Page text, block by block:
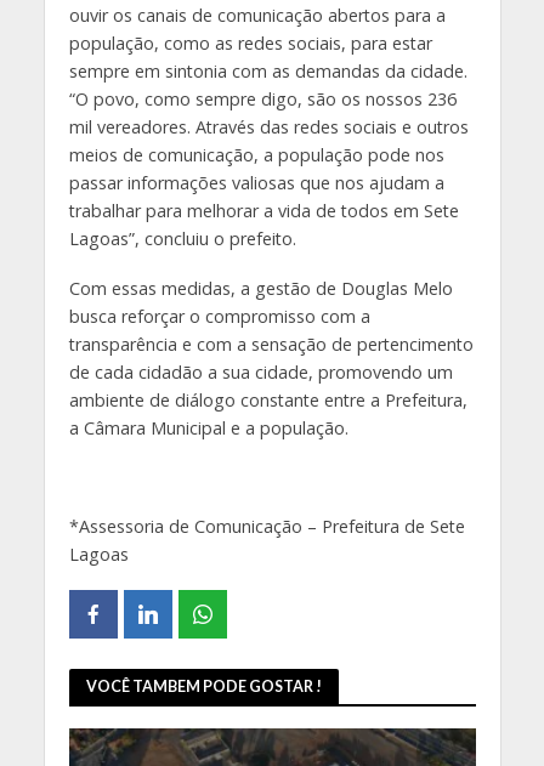
ouvir os canais de comunicação abertos para a
população, como as redes sociais, para estar
sempre em sintonia com as demandas da cidade.
“O povo, como sempre digo, são os nossos 236
mil vereadores. Através das redes sociais e outros
meios de comunicação, a população pode nos
passar informações valiosas que nos ajudam a
trabalhar para melhorar a vida de todos em Sete
Lagoas”, concluiu o prefeito.
Com essas medidas, a gestão de Douglas Melo
busca reforçar o compromisso com a
transparência e com a sensação de pertencimento
de cada cidadão a sua cidade, promovendo um
ambiente de diálogo constante entre a Prefeitura,
a Câmara Municipal e a população.
*Assessoria de Comunicação – Prefeitura de Sete
Lagoas
VOCÊ TAMBEM PODE GOSTAR !